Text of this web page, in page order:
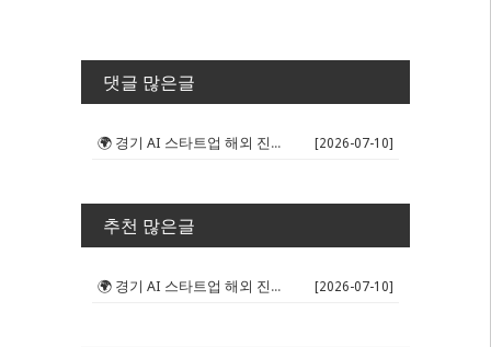
댓글 많은글
🌍 경기 AI 스타트업 해외 진출 판... [2026-07-10]
추천 많은글
🌍 경기 AI 스타트업 해외 진출 판... [2026-07-10]